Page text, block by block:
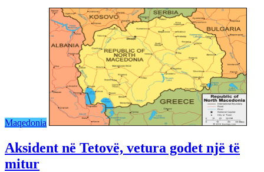
Maqedonia
Aksident në Tetovë, vetura godet një të
mitur